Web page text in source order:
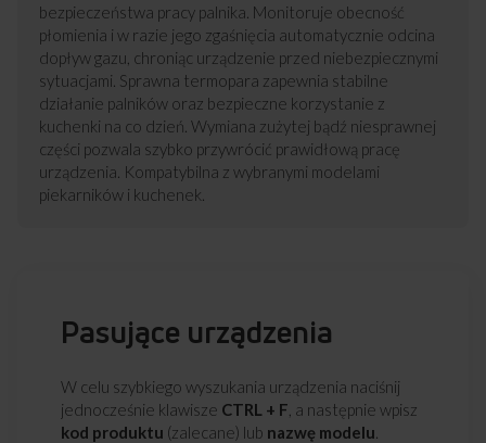
bezpieczeństwa pracy palnika. Monitoruje obecność
płomienia i w razie jego zgaśnięcia automatycznie odcina
dopływ gazu, chroniąc urządzenie przed niebezpiecznymi
sytuacjami. Sprawna termopara zapewnia stabilne
działanie palników oraz bezpieczne korzystanie z
kuchenki na co dzień. Wymiana zużytej bądź niesprawnej
części pozwala szybko przywrócić prawidłową pracę
urządzenia. Kompatybilna z wybranymi modelami
piekarników i kuchenek.
Pasujące urządzenia
W celu szybkiego wyszukania urządzenia naciśnij
jednocześnie klawisze CTRL + F , a następnie wpisz
kod produktu (zalecane) lub nazwę modelu